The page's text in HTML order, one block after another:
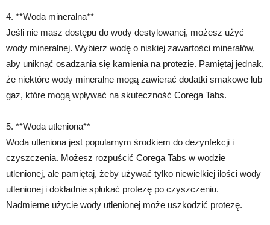
4. **Woda mineralna**
Jeśli nie masz dostępu do wody destylowanej, możesz użyć
wody mineralnej. Wybierz wodę o niskiej zawartości minerałów,
aby uniknąć osadzania się kamienia na protezie. Pamiętaj jednak,
że niektóre wody mineralne mogą zawierać dodatki smakowe lub
gaz, które mogą wpływać na skuteczność Corega Tabs.
5. **Woda utleniona**
Woda utleniona jest popularnym środkiem do dezynfekcji i
czyszczenia. Możesz rozpuścić Corega Tabs w wodzie
utlenionej, ale pamiętaj, żeby używać tylko niewielkiej ilości wody
utlenionej i dokładnie spłukać protezę po czyszczeniu.
Nadmierne użycie wody utlenionej może uszkodzić protezę.